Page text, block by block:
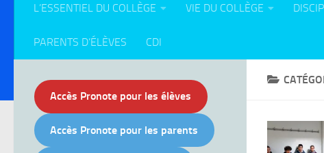
L’ESSENTIEL DU COLLÈGE VIE DU COLLÈGE
PARENTS D’ÉLÈVES CDI
Accès Pronote pour les élèves
Accès Pronote pour les parents